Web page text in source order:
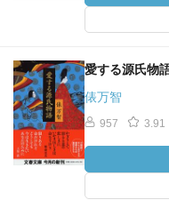
愛する源氏物
俵万智
957 3.91